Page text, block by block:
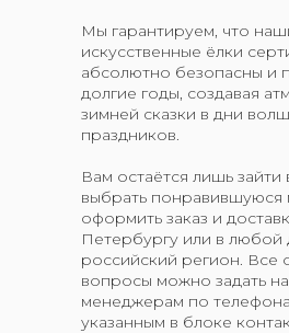
Мы гарантируем, что
искусственные ёлки
абсолютно безопасны и
долгие годы, создавая
зимней сказки в дни
праздников.
Вам остаётся лишь зайти
выбрать понравившуюся
оформить заказ и
Петербургу или в любой
российский регион. Все
вопросы можно задать
менеджерам по
указанным в блоке